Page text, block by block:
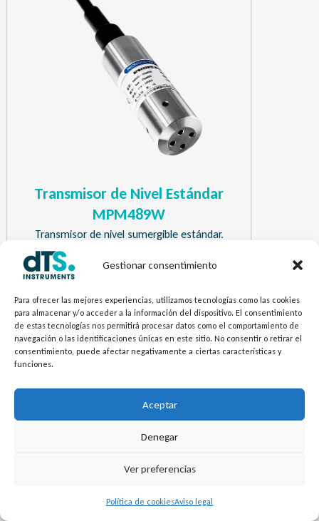
Gestionar consentimiento
Para ofrecer las mejores experiencias, utilizamos tecnologías como las cookies
para almacenar y/o acceder a la información del dispositivo. El consentimiento
de estas tecnologías nos permitirá procesar datos como el comportamiento de
navegación o las identificaciones únicas en este sitio. No consentir o retirar el
consentimiento, puede afectar negativamente a ciertas características y
funciones.
Aceptar
Denegar
Ver preferencias
Política de cookiesAviso legal
Transmisor de Nivel Estándar
MPM489W
Transmisor de nivel sumergible estándar.
pregunta.
Contacto